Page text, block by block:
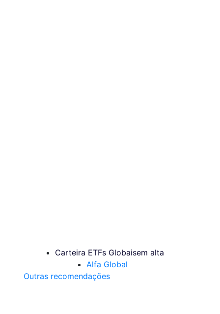
Carteira ETFs Globaisem alta
Alfa Global
Outras recomendações